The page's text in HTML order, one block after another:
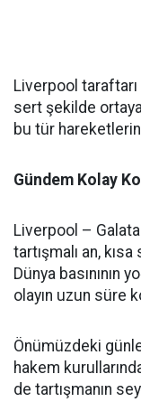
Liverpool
sert şekilde
bu tür
Gündem Kolay
Liverpool –
tartışmalı an,
Dünya basınının
olayın uzun süre
Önümüzdeki
hakem
de tartışmanın